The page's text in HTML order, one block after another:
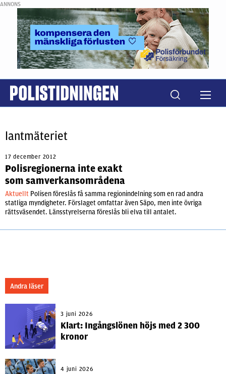
ANNONS
lantmäteriet
17 december 2012
Polisregionerna inte exakt
som samverkansområdena
Aktuellt Polisen föreslås få samma regionindelning som en rad andra
statliga myndigheter. Förslaget omfattar även Säpo, men inte övriga
rättsväsendet. Länsstyrelserna föreslås bli elva till antalet.
Andra läser
3 juni 2026
Klart: Ingångslönen höjs med 2 300
kronor
4 juni 2026